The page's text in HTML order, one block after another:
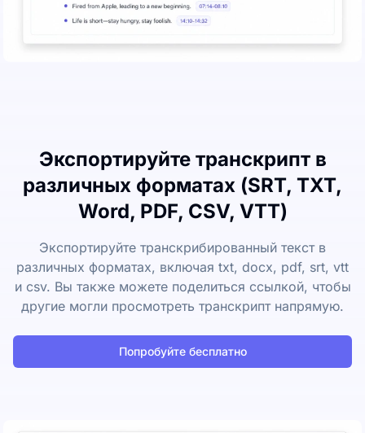
Экспортируйте транскрипт в
различных форматах (SRT, TXT,
Word, PDF, CSV, VTT)
Экспортируйте транскрибированный текст в
различных форматах, включая txt, docx, pdf, srt, vtt
и csv. Вы также можете поделиться ссылкой, чтобы
другие могли просмотреть транскрипт напрямую.
Попробуйте бесплатно